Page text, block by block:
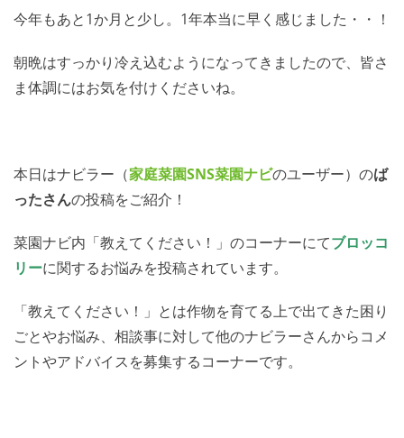
今年もあと1か月と少し。1年本当に早く感じました・・！
朝晩はすっかり冷え込むようになってきましたので、皆さ
ま体調にはお気を付けくださいね。
本日はナビラー（家庭菜園SNS菜園ナビのユーザー）のば
ったさんの投稿をご紹介！
菜園ナビ内「教えてください！」のコーナーにてブロッコ
リーに関するお悩みを投稿されています。
「教えてください！」とは作物を育てる上で出てきた困り
ごとやお悩み、相談事に対して他のナビラーさんからコメ
ントやアドバイスを募集するコーナーです。